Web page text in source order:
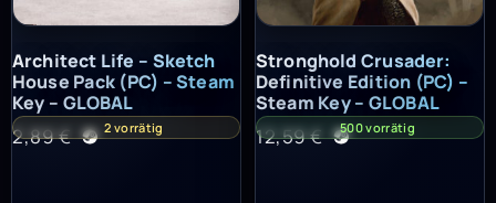
Architect Life – Sketch House Pack (PC) – Steam Key – GLOBAL
Architect Life – Sketch
House Pack (PC) – Steam
Key – GLOBAL
2,89€ 2 vorrätig
Stronghold Crusader: Definitive
Stronghold Crusader:
Definitive Edition (PC) –
Steam Key – GLOBAL
12,59€ 500 vorrätig